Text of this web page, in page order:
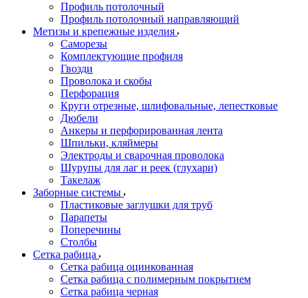
Профиль потолочный
Профиль потолочный направляющий
Метизы и крепежные изделия
Саморезы
Комплектующие профиля
Гвозди
Проволока и скобы
Перфорация
Круги отрезные, шлифовальные, лепестковые
Дюбели
Анкеры и перфорированная лента
Шпильки, кляймеры
Электроды и сварочная проволока
Шурупы для лаг и реек (глухари)
Такелаж
Заборные системы
Пластиковые заглушки для труб
Парапеты
Поперечины
Столбы
Сетка рабица
Сетка рабица оцинкованная
Сетка рабица с полимерным покрытием
Сетка рабица черная